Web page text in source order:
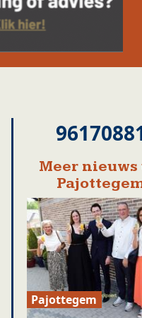
Meer
Pajottegem